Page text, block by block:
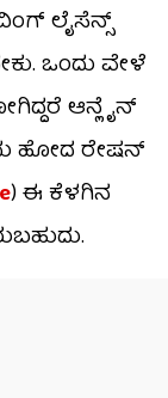
ಲೈಸೆನ್ಸ್
ಒಂದು ವೇಳೆ
ಆನ್ಲೈನ್
ಹೋದ ರೇಷನ್
) ಈ ಕೆಳಗಿನ